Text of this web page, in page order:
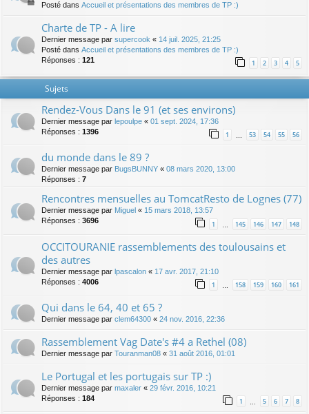
Posté dans Accueil et présentations des membres de TP :)
Charte de TP - A lire
Dernier message par supercook « 14 juil. 2025, 21:25
Posté dans Accueil et présentations des membres de TP :)
Réponses : 121 1 2 3 4 5
Sujets
Rendez-Vous Dans le 91 (et ses environs)
Dernier message par lepoulpe « 01 sept. 2024, 17:36
Réponses : 1396 1 … 53 54 55 56
du monde dans le 89 ?
Dernier message par BugsBUNNY « 08 mars 2020, 13:00
Réponses : 7
Rencontres mensuelles au TomcatResto de Lognes (77)
Dernier message par Miguel « 15 mars 2018, 13:57
Réponses : 3696 1 145 146 147 148
OCCITOURANIE rassemblements des toulousains et
des autres
Dernier message par lpascalon « 17 avr. 2017, 21:10
Réponses : 4006 1 158 159 160 161
Qui dans le 64, 40 et 65 ?
Dernier message par clem64300 « 24 nov. 2016, 22:36
Rassemblement Vag Date's #4 a Rethel (08)
Dernier message par Touranman08 « 31 août 2016, 01:01
Le Portugal et les portugais sur TP :)
Dernier message par maxaler « 29 févr. 2016, 10:21
Réponses : 184 1 5 6 7 8